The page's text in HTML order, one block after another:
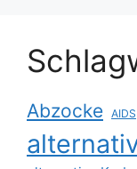
Abzocke AIDS